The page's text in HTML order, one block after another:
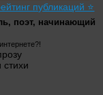
публикаций ⭐
поэт, начинающий
стихи